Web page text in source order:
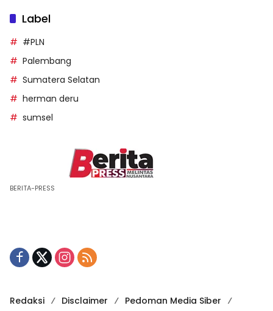
Label
#PLN
Palembang
Sumatera Selatan
herman deru
sumsel
BERITA-PRESS
Redaksi Disclaimer
Pedoman Media Siber